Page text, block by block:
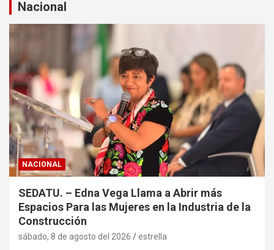
r
Nacional
NACIONAL
SEDATU. – Edna Vega Llama a Abrir más
Espacios Para las Mujeres en la Industria de la
Construcción
sábado, 8 de agosto del 2026 estrella